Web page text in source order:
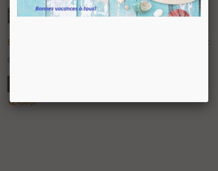
Etagère Lumineuse Série Focled TTC
Étagère lumineuse série Focled
Aperçu